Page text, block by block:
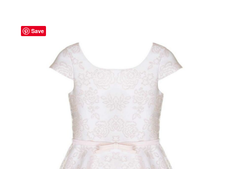
Save